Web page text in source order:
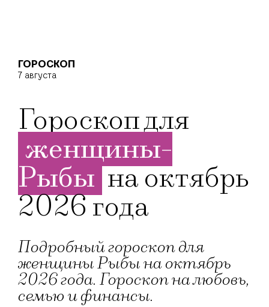
ГОРОСКОП
7 августа
Гороскоп для
женщины-
Рыбы на октябрь
2026 года
Подробный гороскоп для
женщины Рыбы на октябрь
2026 года. Гороскоп на любовь,
семью и финансы.